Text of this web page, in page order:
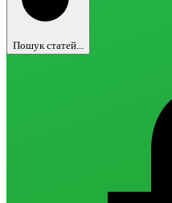
Пошук статей...